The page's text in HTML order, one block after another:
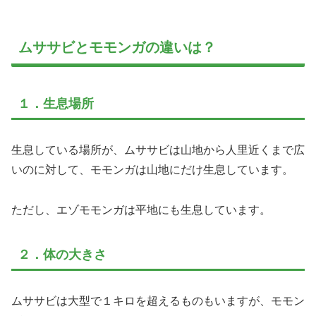
ムササビとモモンガの違いは？
１．生息場所
生息している場所が、ムササビは山地から人里近くまで広
いのに対して、モモンガは山地にだけ生息しています。
ただし、エゾモモンガは平地にも生息しています。
２．体の大きさ
ムササビは大型で１キロを超えるものもいますが、モモン